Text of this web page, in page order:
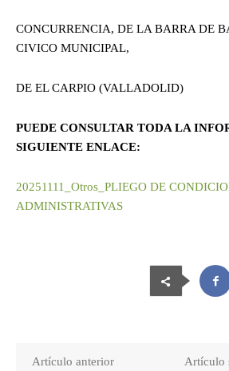
CONCURRENCIA, DE LA BARRA DE
CIVICO MUNICIPAL,
DE EL CARPIO (VALLADOLID)
PUEDE CONSULTAR TODA LA
SIGUIENTE ENLACE:
20251111_Otros_PLIEGO DE
ADMINISTRATIVAS
Artículo anterior Artículo